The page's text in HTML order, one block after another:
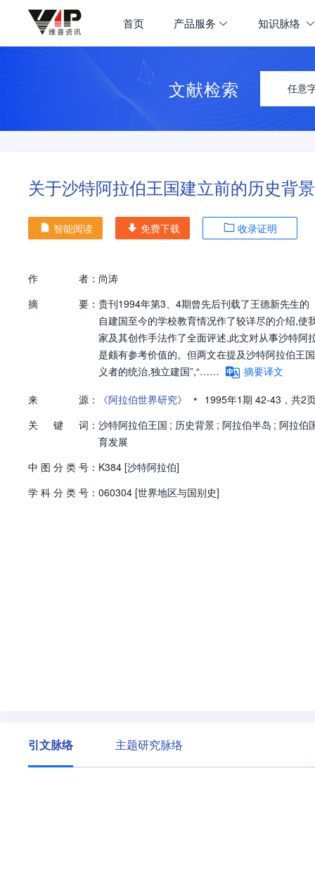
首页 产品服务 知识脉络
文献检索 任意
关于沙特阿拉伯王国建立前的历史
智能阅读 免费下载 收录证明
作 者： 尚涛
摘
要： 贵刊1994年第3、4期曾先后刊载了王德新先生
自建国至今的学校教育情况作了较详尽的介绍,
家及其创作手法作了全面评述,此文对从事沙特
是颇有参考价值的。但两文在提及沙特阿拉伯
义者的统治,独立建国”,“……
摘要译文
来
源： 《阿拉伯世界研究》 • 1995年1期 42-43， 共2
关
键 词： 沙特阿拉伯王国 ; 历史背景 ; 阿拉伯半岛 ; 阿拉伯
育发展
中 图 分 类 号： K384 [沙特阿拉伯]
学 科 分 类 号： 060304 [世界地区与国别史]
引文脉络 主题研究脉络